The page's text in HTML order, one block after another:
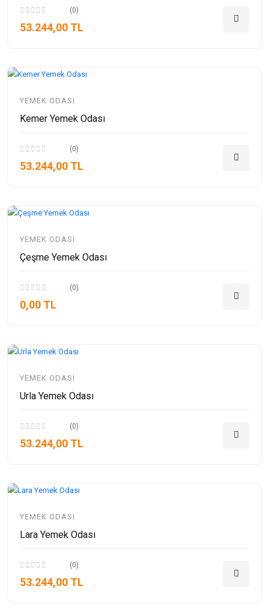
(0)
53.244,00 TL
YEMEK ODASI
Kemer Yemek Odası
(0)
53.244,00 TL
YEMEK ODASI
Çeşme Yemek Odası
(0)
0,00 TL
YEMEK ODASI
Urla Yemek Odası
(0)
53.244,00 TL
YEMEK ODASI
Lara Yemek Odası
(0)
53.244,00 TL